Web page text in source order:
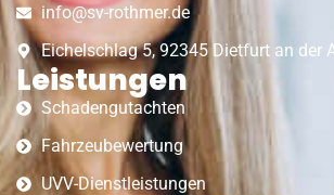
info@sv-rothmer.de
Eichelschlag 5, 92345 Dietfurt an der
Leistungen
Schadengutachten
Fahrzeubewertung
UVV-Dienstleistungen